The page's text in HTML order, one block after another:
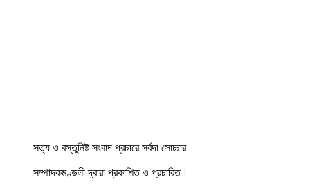
সত্য ও বস্তুনিষ্ট সংবাদ প্রচারে সর্বদা সোচ্চার
সম্পাদকমণ্ডলী দ্বারা প্রকাশিত ও প্রচারিত।